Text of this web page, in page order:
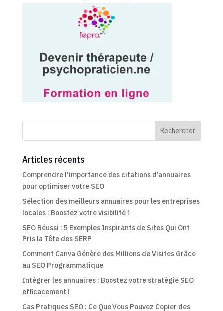
Rechercher
Articles récents
Comprendre l’importance des citations d’annuaires
pour optimiser votre SEO
Sélection des meilleurs annuaires pour les entreprises
locales : Boostez votre visibilité !
SEO Réussi : 5 Exemples Inspirants de Sites Qui Ont
Pris la Tête des SERP
Comment Canva Génère des Millions de Visites Grâce
au SEO Programmatique
Intégrer les annuaires : Boostez votre stratégie SEO
efficacement !
Cas Pratiques SEO : Ce Que Vous Pouvez Copier des